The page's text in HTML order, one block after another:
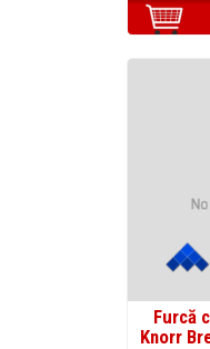
Furcă
Knorr